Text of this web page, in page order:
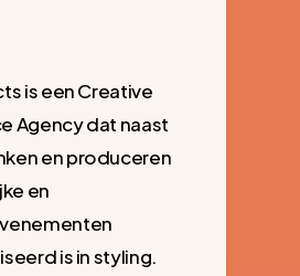
is een Creative
Agency dat naast
en produceren
en
is in styling.